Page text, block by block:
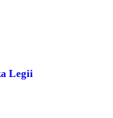
Legii